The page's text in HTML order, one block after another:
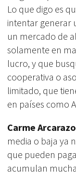
Lo que digo es
intentar generar
un mercado de
solamente en
lucro, y que
cooperativa o
limitado, que
en países como
Carme
media o baja ya
que pueden
acumulan